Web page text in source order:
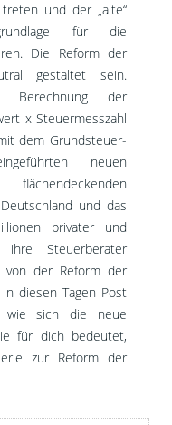
und der „alte“
für die
Die Reform der
gestaltet sein.
der
x Steuermesszahl
dem Grundsteuer-
neuen
und das
privater und
ihre Steuerberater
von der Reform der
diesen Tagen Post
wie sich die neue
für dich bedeutet,
zur Reform der